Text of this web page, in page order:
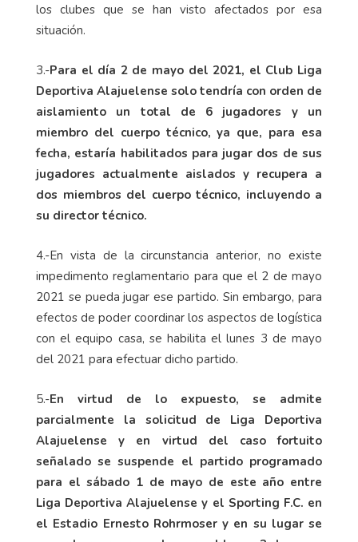
los clubes que se han visto afectados por esa
situación.
3.-Para el día 2 de mayo del 2021, el Club Liga
Deportiva Alajuelense solo tendría con orden de
aislamiento un total de 6 jugadores y un
miembro del cuerpo técnico, ya que, para esa
fecha, estaría habilitados para jugar dos de sus
jugadores actualmente aislados y recupera a
dos miembros del cuerpo técnico, incluyendo a
su director técnico.
4.-En vista de la circunstancia anterior, no existe
impedimento reglamentario para que el 2 de mayo
2021 se pueda jugar ese partido. Sin embargo, para
efectos de poder coordinar los aspectos de logística
con el equipo casa, se habilita el lunes 3 de mayo
del 2021 para efectuar dicho partido.
5.-En virtud de lo expuesto, se admite
parcialmente la solicitud de Liga Deportiva
Alajuelense y en virtud del caso fortuito
señalado se suspende el partido programado
para el sábado 1 de mayo de este año entre
Liga Deportiva Alajuelense y el Sporting F.C. en
el Estadio Ernesto Rohrmoser y en su lugar se